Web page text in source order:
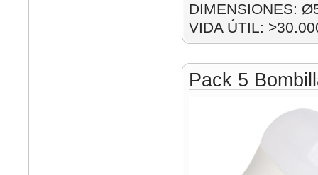
DIMENSIONES:
VIDA ÚTIL:
Pack 5